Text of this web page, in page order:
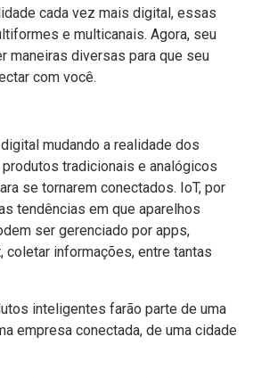
cada vez mais digital, essas
e multicanais. Agora, seu
maneiras diversas para que seu
com você.
mudando a realidade dos
tradicionais e analógicos
se tornarem conectados. IoT, por
tendências em que aparelhos
ser gerenciado por apps,
coletar informações, entre tantas
inteligentes farão parte de uma
empresa conectada, de uma cidade